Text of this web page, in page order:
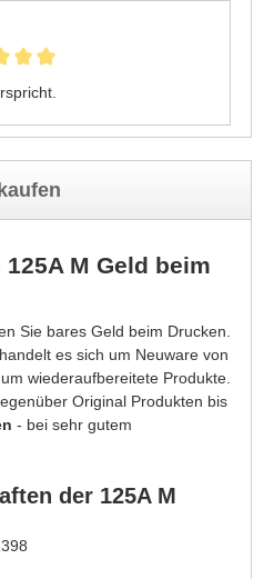
M Geld beim
Sie bares Geld beim Drucken.
es sich um Neuware von
wiederaufbereitete Produkte.
Original Produkten bis
- bei sehr gutem
der 125A M